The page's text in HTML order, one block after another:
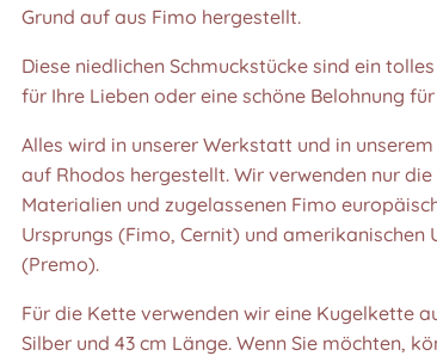
Grund auf aus Fimo hergestellt.
Diese niedlichen Schmuckstücke sind ein tolles
für Ihre Lieben oder eine schöne Belohnung für
Alles wird in unserer Werkstatt und in
auf Rhodos hergestellt. Wir verwenden nur
Materialien und zugelassenen Fimo
Ursprungs (Fimo, Cernit) und amerikanischen
(Premo).
Für die Kette verwenden wir eine Kugelkette
Silber und 43 cm Länge. Wenn Sie möchten,